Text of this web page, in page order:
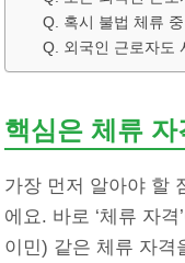
Q. 혹시 불법 체류
Q. 외국인 근로자도
핵심은 체류
가장 먼저 알아야 할
에요. 바로 ‘체류 자
이민) 같은 체류 자격